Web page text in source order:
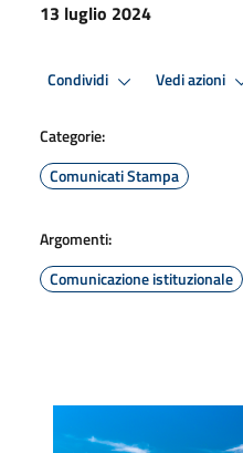
13 luglio 2024
Condividi Vedi azioni
Categorie:
Comunicati Stampa
Argomenti:
Comunicazione istituzionale